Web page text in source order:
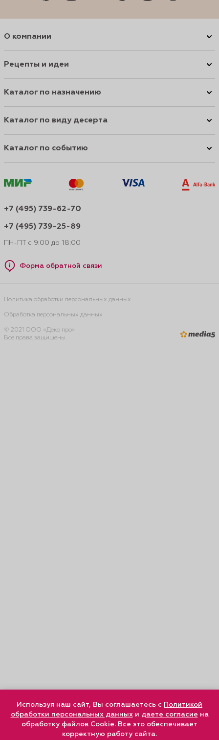
О компании
Рецепты и идеи
Каталог по назначению
Каталог по виду десерта
Каталог по событию
+7 (495) 739-62-70
+7 (495) 739-25-89
ПН-ПТ с 9:00 до 18:00
Форма обратной связи
Политика обработки персональных данных
Обработка персональных данных
© 2021 ООО «Деко про».
Все права защищены.
Используя наш сайт, Вы соглашаетесь с Политикой
обработки персональных данныхи даете согласие на
обработку файлов Cookie. Все это обеспечивает
корректную работу сайта.